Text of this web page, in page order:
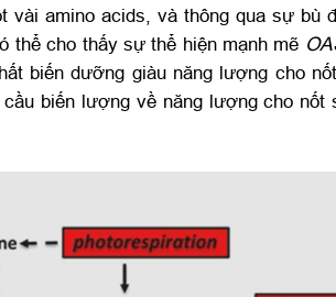
vài amino acids, và thông qua sự bù
thể cho thấy sự thể hiện mạnh mẽ
biến dưỡng giàu năng lượng cho
biến lượng về năng lượng cho nốt